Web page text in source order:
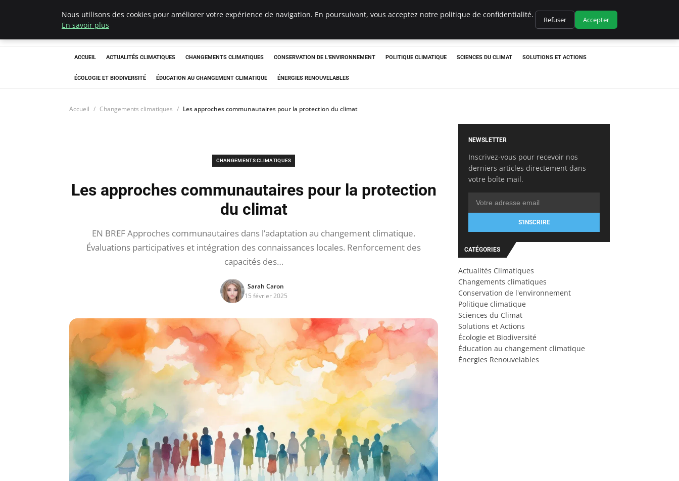
Climatedebtagents
ACCUEIL ACTUALITÉS CLIMATIQUES CHANGEMENTS CLIMATIQUES CONSERVATION DE L'ENVIRONNEMENT POLITIQUE CLIMATIQUE SCIENCES DU CLIMAT SOLUTIONS ET ACTIONS
ÉCOLOGIE ET BIODIVERSITÉ ÉDUCATION AU CHANGEMENT CLIMATIQUE ÉNERGIES RENOUVELABLES
Accueil Changements climatiques Les approches communautaires pour la protection du climat
CHANGEMENTS CLIMATIQUES
Les approches communautaires pour la protection
du climat
EN BREF Approches communautaires dans l’adaptation au changement climatique.
Évaluations participatives et intégration des connaissances locales. Renforcement des
capacités des…
Sarah Caron
15 février 2025
NEWSLETTER
Inscrivez-vous pour recevoir nos
derniers articles directement dans
votre boîte mail.
S'INSCRIRE
CATÉGORIES
Actualités Climatiques
Changements climatiques
Conservation de l'environnement
Politique climatique
Sciences du Climat
Solutions et Actions
Écologie et Biodiversité
Éducation au changement climatique
Énergies Renouvelables
Nous utilisons des cookies pour améliorer votre expérience de navigation. En poursuivant, vous acceptez notre politique de confidentialité.
En savoir plus
Refuser Accepter